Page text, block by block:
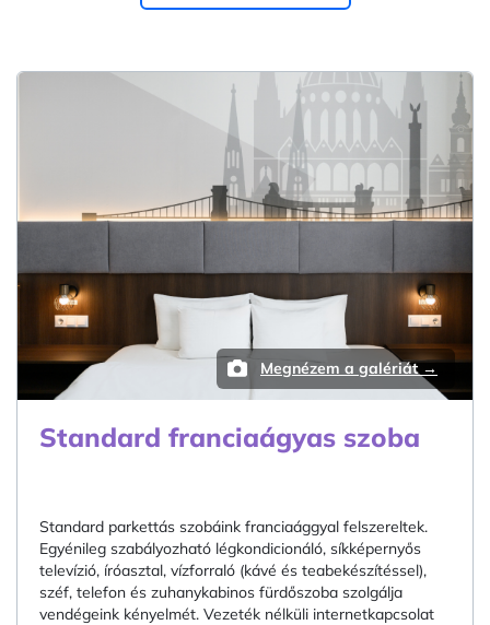
Megnézem a galériát →
Standard franciaágyas szoba
Standard parkettás szobáink franciaággyal felszereltek.
Egyénileg szabályozható légkondicionáló, síkképernyős
televízió, íróasztal, vízforraló (kávé és teabekészítéssel),
széf, telefon és zuhanykabinos fürdőszoba szolgálja
vendégeink kényelmét. Vezeték nélküli internetkapcsolat